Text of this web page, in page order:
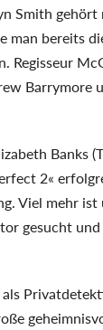
Smith
man bereits
Regisseur
Barrymore
Banks
2«
Viel mehr
gesucht